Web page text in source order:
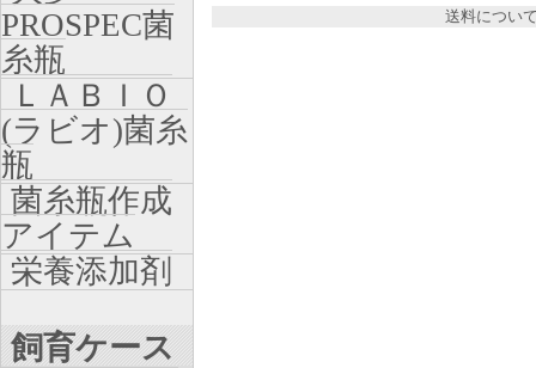
送料につい
PROSPEC菌
糸瓶
ＬＡＢＩＯ
(ラビオ)菌糸
瓶
菌糸瓶作成
アイテム
栄養添加剤
飼育ケース